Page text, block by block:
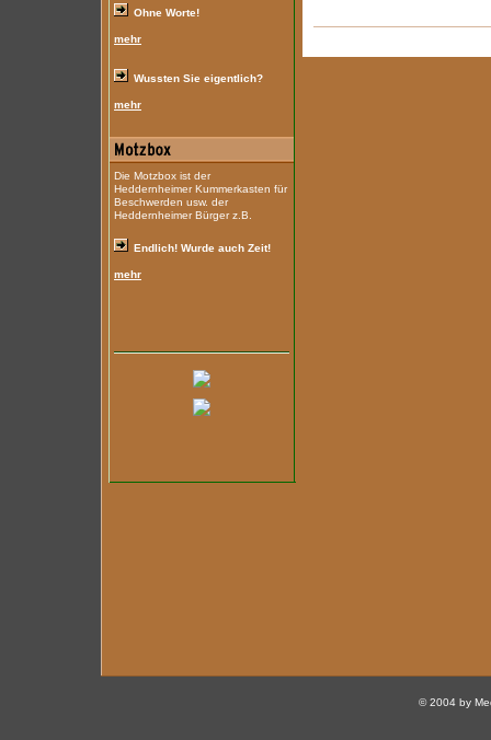
Ohne Worte!
mehr
Wussten Sie eigentlich?
mehr
Die Motzbox ist der
Heddernheimer Kummerkasten für
Beschwerden usw. der
Heddernheimer Bürger z.B.
Endlich! Wurde auch Zeit!
mehr
© 2004 by